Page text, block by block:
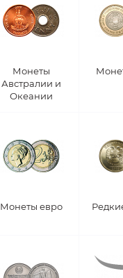
Монеты
Австралии и
Океании
Монеты евро